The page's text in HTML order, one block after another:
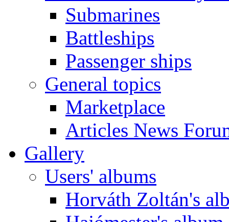
Submarines
Battleships
Passenger ships
General topics
Marketplace
Articles News
Gallery
Users' albums
Horváth Zoltán's